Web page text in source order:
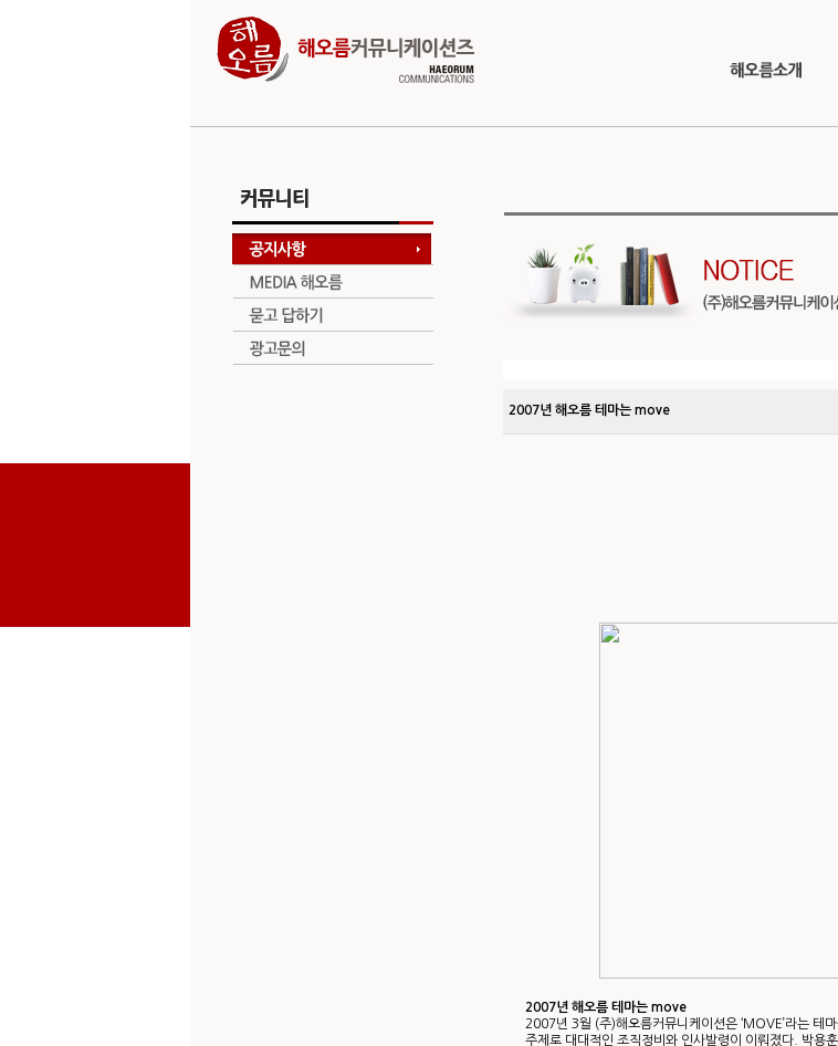
2007년 해오름 테마는 move
2007년 해오름 테마는 move
2007년 3월 (주)해오름커뮤니케이션은 ‘MOVE’라는 테
주제로 대대적인 조직정비와 인사발령이 이뤄졌다. 박용